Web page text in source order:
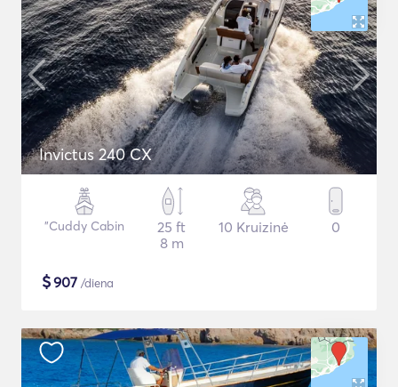
Invictus 240 CX
"Cuddy Cabin
25 ft
8 m
10 Kruizinė 0
$907 /diena